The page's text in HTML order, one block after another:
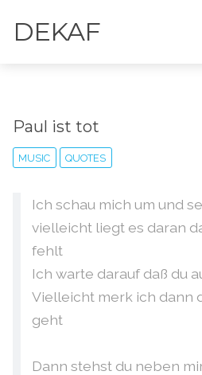
DEKAF
Paul ist tot
MUSIC QUOTES
Ich schau mich um und
vielleicht liegt es daran
fehlt
Ich warte darauf daß du
Vielleicht merk ich dann
geht
Dann stehst du neben